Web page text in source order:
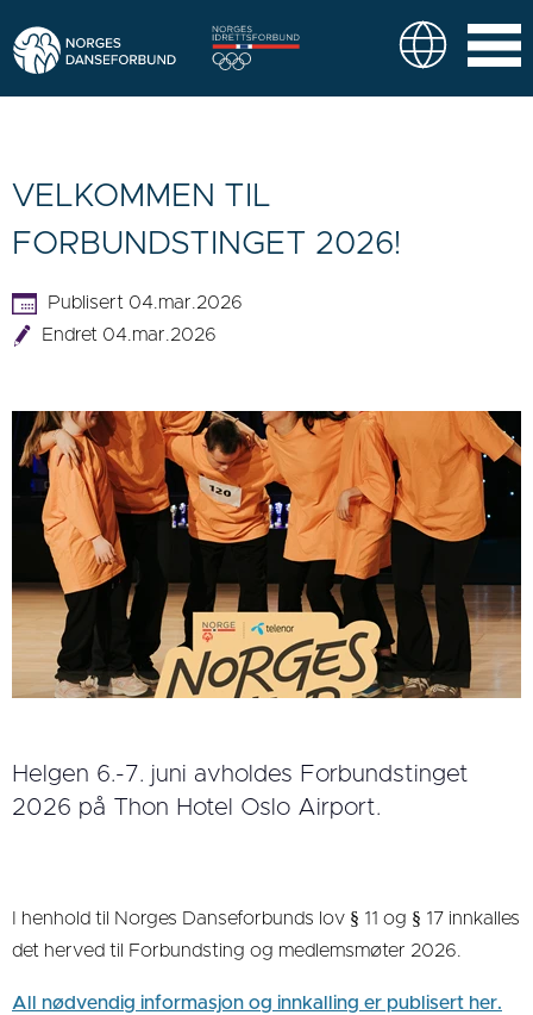
VELKOMMEN TIL
FORBUNDSTINGET 2026!
Publisert 04.mar.2026
Endret 04.mar.2026
Helgen 6.-7. juni avholdes Forbundstinget
2026 på Thon Hotel Oslo Airport.
I henhold til Norges Danseforbunds lov § 11 og § 17 innkalles
det herved til Forbundsting og medlemsmøter 2026.
All nødvendig informasjon og innkalling er publisert her.